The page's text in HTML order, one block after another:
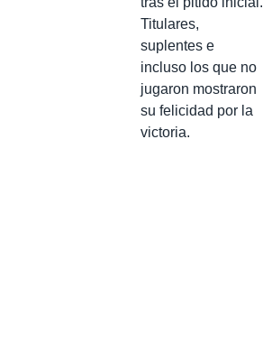
Titulares,
suplentes e
incluso los que no
jugaron mostraron
su felicidad por la
victoria.